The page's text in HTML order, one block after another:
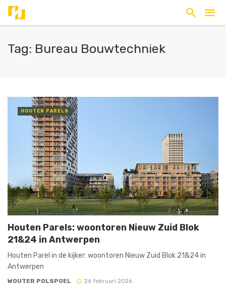
Tag: Bureau Bouwtechniek
HOUTEN PARELS
Houten Parels: woontoren Nieuw Zuid Blok
21&24 in Antwerpen
Houten Parel in de kijker: woontoren Nieuw Zuid Blok 21&24 in
Antwerpen
WOUTER POLSPOEL 26 februari 2026